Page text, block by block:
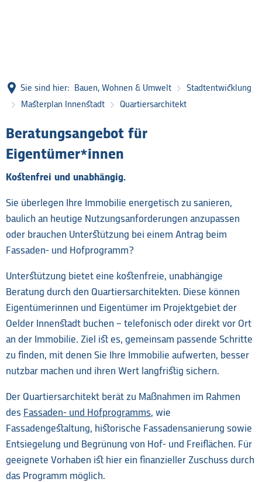
Sie sind hier: Bauen, Wohnen & Umwelt
Stadtentwicklung
Masterplan Innenstadt
Quartiersarchitekt
Quartiersarchitekt
Beratungsangebot für
Eigentümer*innen
Kostenfrei und unabhängig.
Sie überlegen Ihre Immobilie energetisch zu sanieren,
baulich an heutige Nutzungsanforderungen anzupassen
oder brauchen Unterstützung bei einem Antrag beim
Fassaden- und Hofprogramm?
Unterstützung bietet eine kostenfreie, unabhängige
Beratung durch den Quartiersarchitekten. Diese können
Eigentümerinnen und Eigentümer im Projektgebiet der
Oelder Innenstadt buchen – telefonisch oder direkt vor Ort
an der Immobilie. Ziel ist es, gemeinsam passende Schritte
zu finden, mit denen Sie Ihre Immobilie aufwerten, besser
nutzbar machen und ihren Wert langfristig sichern.
Der Quartiersarchitekt berät zu Maßnahmen im Rahmen
des Fassaden- und Hofprogramms, wie
Fassadengestaltung, historische Fassadensanierung sowie
Entsiegelung und Begrünung von Hof- und Freiflächen. Für
geeignete Vorhaben ist hier ein finanzieller Zuschuss durch
das Programm möglich.